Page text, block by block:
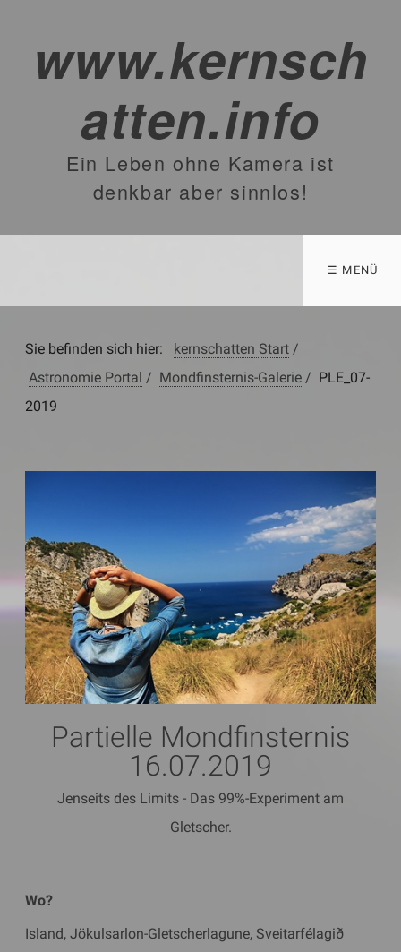
www.kernsch
atten.info
Ein Leben ohne Kamera ist
denkbar aber sinnlos!
☰ MENÜ
Sie befinden sich hier: kernschatten Start /
Astronomie Portal / Mondfinsternis-Galerie / PLE_07-
2019
Partielle Mondfinsternis
16.07.2019
Jenseits des Limits - Das 99%-Experiment am
Gletscher.
Wo?
Island, Jökulsarlon-Gletscherlagune, Sveitarfélagið